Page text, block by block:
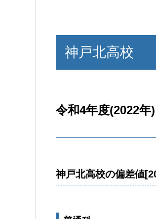
神戸北高校
令和4年度(2022年)
神戸北高校の偏差値